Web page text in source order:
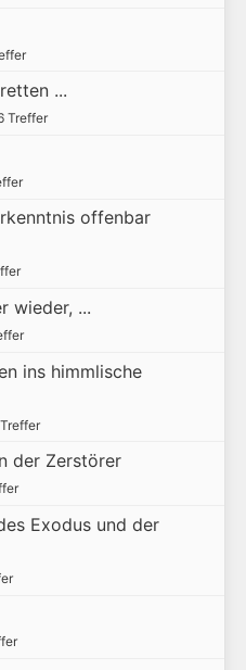
...
Treffer
offenbar
wieder, ...
ins himmlische
der Zerstörer
Exodus und der